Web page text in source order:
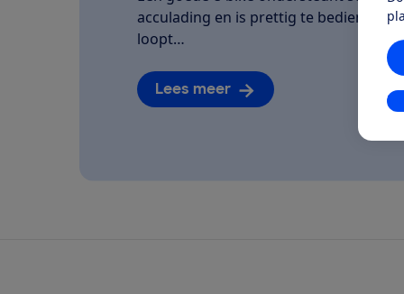
acculading en is prettig te bedienen.
loopt…
Lees meer